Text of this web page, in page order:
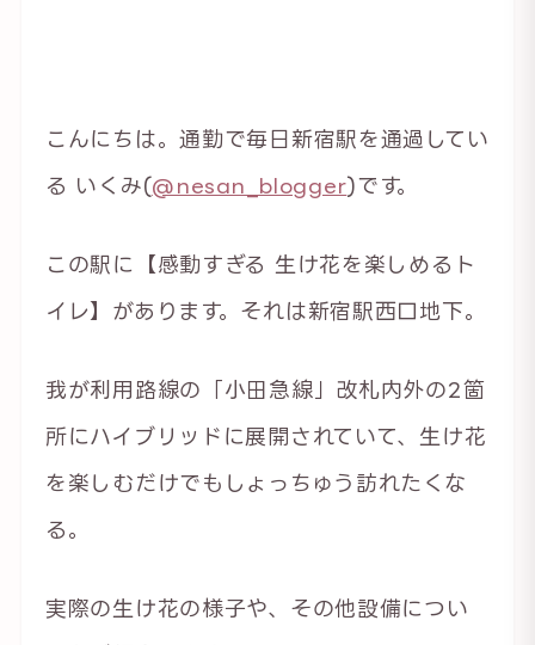
こんにちは。通勤で毎日新宿駅を通過してい
る いくみ(@nesan_blogger)です。
この駅に【感動すぎる 生け花を楽しめるト
イレ】があります。それは新宿駅西口地下。
我が利用路線の「小田急線」改札内外の2箇
所にハイブリッドに展開されていて、生け花
を楽しむだけでもしょっちゅう訪れたくな
る。
実際の生け花の様子や、その他設備につい